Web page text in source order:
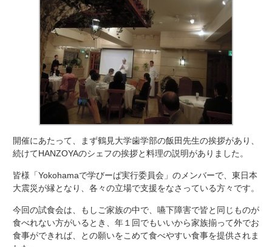
開催にあたって、まず鶴見大学歯学部の飯田先生の挨拶があり、
続けてHANZOYAのシェフの挨拶と料理の説明がありました。
皆様「Yokohamaで学びーぱ実行委員会」のメンバーで、東日本
大震災が縁となり、各々の立場で支援をなさっている方々です。
今回の試食会は、もしご家族の中で、嚥下障害で皆と同じものが
食べれない方がいるとき、年１回でもいいから家族揃って外でお
食事ができれば、との願いをこめて食べやすい食事を提供されま